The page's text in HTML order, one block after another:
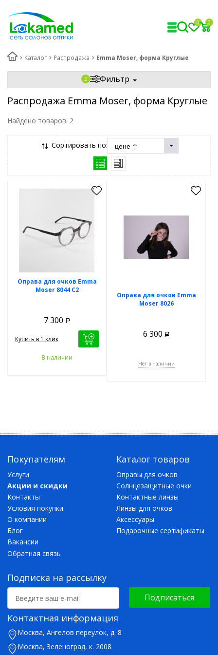
0 0
Каталог Распродажа Emma Moser, форма Круглые
Фильтр
Распродажа Emma Moser, форма Круглые
Найдено товаров: 2
Сортировать по:
Оправа для очков Emma
Moser 8044 C2
7 300 Р
Купить в 1 клик
В наличии
Оправа для очков Emma
Moser 8026
6 300 Р
Нет в наличии
Покупателям
Услуги
Акции и скидки
Контакты
Условия покупки
О компании
Блог
Вакансии
Обратная связь
Каталог товаров
Оправы для очков
Солнцезащитные очки
Контактные линзы
Линзы для очков
Аксессуары
Подарочные сертификаты
Подписка на рассылку
Подписаться
Контактная информация
Москва, Ангелов переулок, д. 8
Москва, Зеленоград, к. 2008